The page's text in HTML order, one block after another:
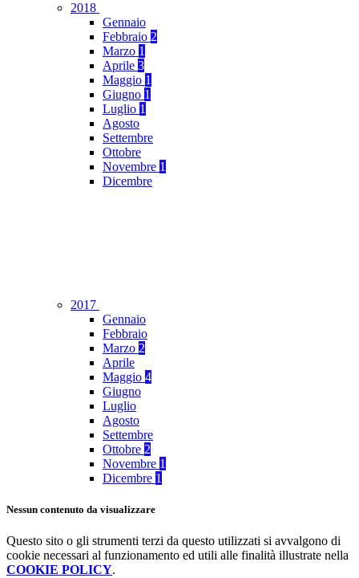
2018
Gennaio
Febbraio 2
Marzo 1
Aprile 3
Maggio 1
Giugno 1
Luglio 1
Agosto
Settembre
Ottobre
Novembre 1
Dicembre
2017
Gennaio
Febbraio
Marzo 2
Aprile
Maggio 4
Giugno
Luglio
Agosto
Settembre
Ottobre 2
Novembre 1
Dicembre 1
Nessun contenuto da visualizzare
Questo sito o gli strumenti terzi da questo utilizzati si avvalgono di
cookie necessari al funzionamento ed utili alle finalità illustrate nella
COOKIE POLICY.